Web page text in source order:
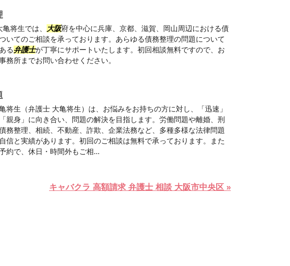
将生では、 大阪府を中心に兵庫、京都、滋賀、岡山周辺における債
いてのご相談を承っております。あらゆる債務整理の問題について
る弁護士が丁寧にサポートいたします。初回相談無料ですので、お
務所までお問い合わせください。
将生（弁護士 大亀将生）は、お悩みをお持ちの方に対し、「迅速」
「親身」に向き合い、問題の解決を目指します。労働問題や離婚、刑
務整理、相続、不動産、詐欺、企業法務など、多種多様な法律問題
信と実績があります。初回のご相談は無料で承っております。また
約で、休日・時間外もご相...
キャバクラ 高額請求 弁護士 相談 大阪市中央区 »